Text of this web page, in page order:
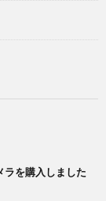
を購入しました